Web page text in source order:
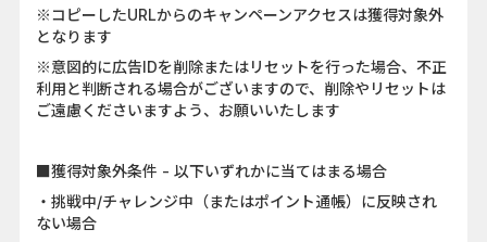
※コピーしたURLからのキャンペーンアクセスは獲得対象外
となります
※意図的に広告IDを削除またはリセットを行った場合、不正
利用と判断される場合がございますので、削除やリセットは
ご遠慮くださいますよう、お願いいたします
■獲得対象外条件 - 以下いずれかに当てはまる場合
・挑戦中/チャレンジ中（またはポイント通帳）に反映され
ない場合